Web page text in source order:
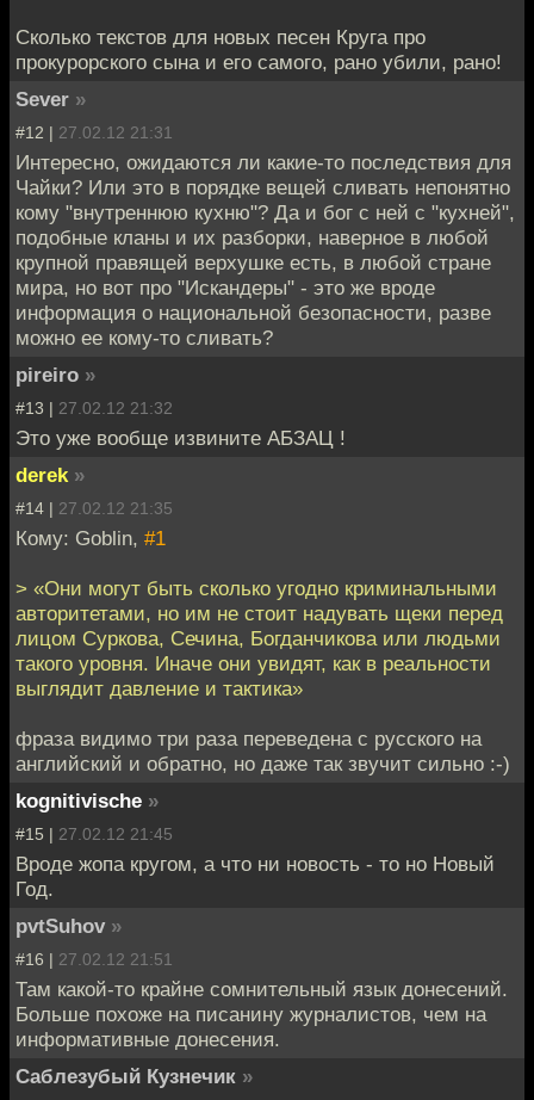
Сколько текстов для новых песен Круга про
прокурорского сына и его самого, рано убили, рано!
Sever »
#12 | 27.02.12 21:31
Интересно, ожидаются ли какие-то последствия для
Чайки? Или это в порядке вещей сливать непонятно
кому "внутреннюю кухню"? Да и бог с ней с "кухней",
подобные кланы и их разборки, наверное в любой
крупной правящей верхушке есть, в любой стране
мира, но вот про "Искандеры" - это же вроде
информация о национальной безопасности, разве
можно ее кому-то сливать?
pireiro »
#13 | 27.02.12 21:32
Это уже вообще извините АБЗАЦ !
derek »
#14 | 27.02.12 21:35
Кому: Goblin, #1
> «Они могут быть сколько угодно криминальными
авторитетами, но им не стоит надувать щеки перед
лицом Суркова, Сечина, Богданчикова или людьми
такого уровня. Иначе они увидят, как в реальности
выглядит давление и тактика»
фраза видимо три раза переведена с русского на
английский и обратно, но даже так звучит сильно :-)
kognitivische »
#15 | 27.02.12 21:45
Вроде жопа кругом, а что ни новость - то но Новый
Год.
pvtSuhov »
#16 | 27.02.12 21:51
Там какой-то крайне сомнительный язык донесений.
Больше похоже на писанину журналистов, чем на
информативные донесения.
Саблезубый Кузнечик »